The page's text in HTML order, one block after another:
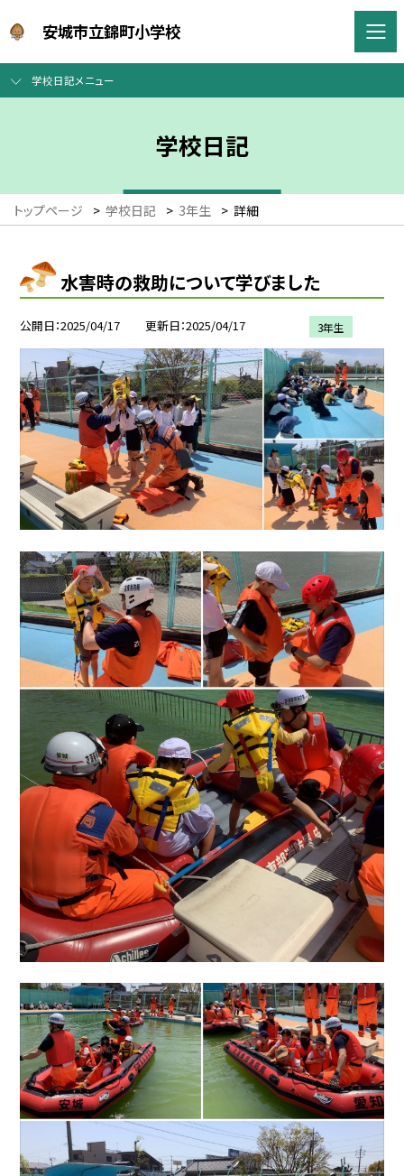
安城市立錦町小学校
学校日記メニュー
学校日記
トップページ > 学校日記 > 3年生 > 詳細
水害時の救助について学びました
公開日 2025/04/17 更新日 2025/04/17 3年生